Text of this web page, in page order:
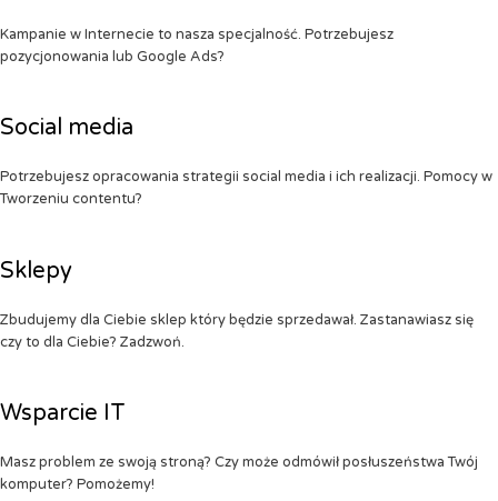
Kampanie w Internecie to nasza specjalność. Potrzebujesz
pozycjonowania lub Google Ads?
Social media
Potrzebujesz opracowania strategii social media i ich realizacji. Pomocy w
Tworzeniu contentu?
Sklepy
Zbudujemy dla Ciebie sklep który będzie sprzedawał. Zastanawiasz się
czy to dla Ciebie? Zadzwoń.
Wsparcie IT
Masz problem ze swoją stroną? Czy może odmówił posłuszeństwa Twój
komputer? Pomożemy!